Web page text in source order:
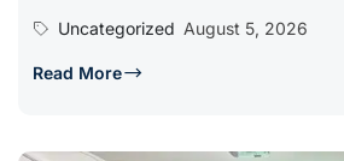
Uncategorized August 5, 2026
Read More